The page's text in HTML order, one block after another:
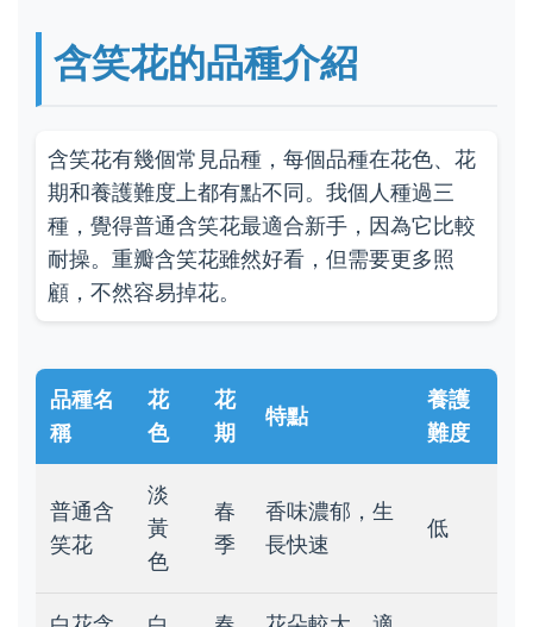
含笑花的品種介紹
含笑花有幾個常見品種，每個品種在花色、花
期和養護難度上都有點不同。我個人種過三
種，覺得普通含笑花最適合新手，因為它比較
耐操。重瓣含笑花雖然好看，但需要更多照
顧，不然容易掉花。
品種名
稱
花
色
花
期
特點
養護
難度
普通含
笑花
淡
黃
色
春
季
香味濃郁，生
長快速
低